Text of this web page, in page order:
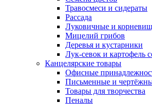
Травосмеси и сидераты
Рассада
Луковичные и
Мицелий грибов
Деревья и кустарники
Лук-севок и картофель
Канцелярские товары
Офисные
Письменные и
Товары для творчества
Пеналы